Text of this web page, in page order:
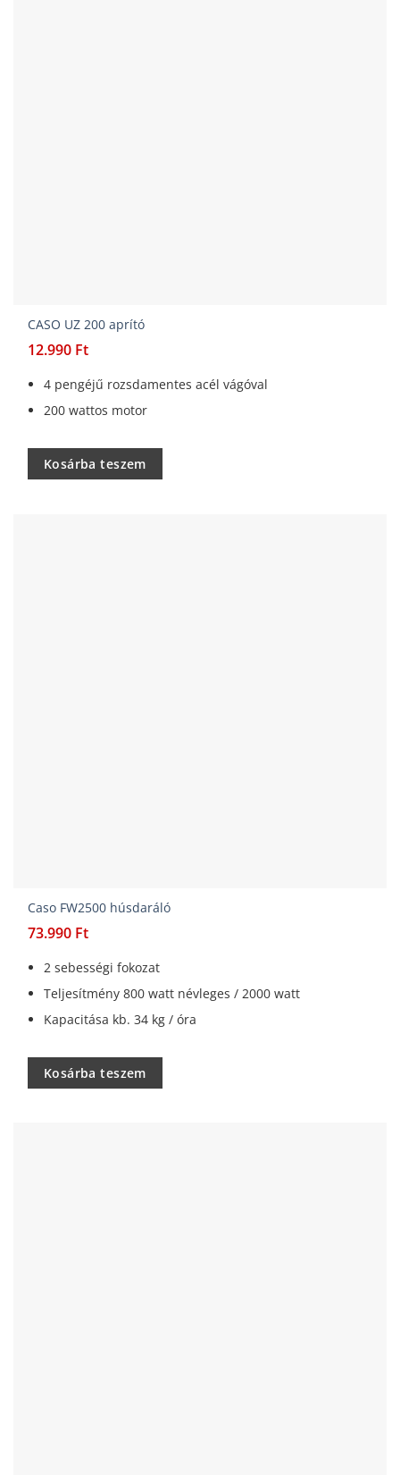
CASO UZ 200 aprító
12.990 Ft
4 pengéjű rozsdamentes acél vágóval
200 wattos motor
Kosárba teszem
Caso FW2500 húsdaráló
73.990 Ft
2 sebességi fokozat
Teljesítmény 800 watt névleges / 2000 watt
Kapacitása kb. 34 kg / óra
Kosárba teszem